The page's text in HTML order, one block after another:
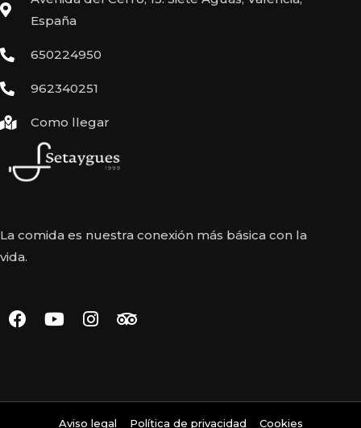
España
650224950
962340251
Como llegar
La comida es nuestra conexión más básica con la
vida.
Aviso legal Política de privacidad Cookies